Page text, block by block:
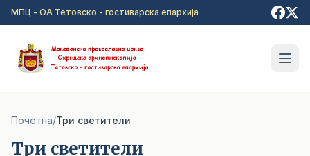
Прејди на главна содржина
МПЦ - ОА Тетовско - гостиварска епархија
Почетна/Три светители
Три светители